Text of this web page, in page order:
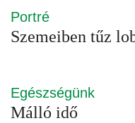
Portré
Szemeiben tűz
Egészségünk
Málló idő